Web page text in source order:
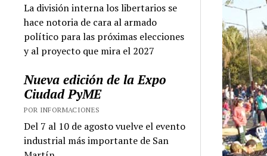
La división interna los libertarios se
hace notoria de cara al armado
político para las próximas elecciones
y al proyecto que mira el 2027
Nueva edición de la Expo
Ciudad PyME
POR INFORMACIONES
Del 7 al 10 de agosto vuelve el evento
industrial más importante de San